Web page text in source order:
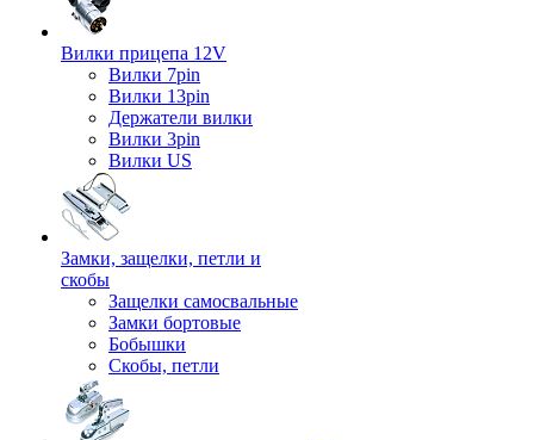
Вилки прицепа 12V
Вилки 7pin
Вилки 13pin
Держатели вилки
Вилки 3pin
Вилки US
Замки, защелки, петли и
скобы
Защелки самосвальные
Замки бортовые
Бобышки
Скобы, петли